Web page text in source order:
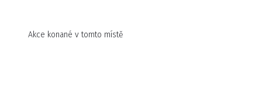
Akce konané v tomto místě